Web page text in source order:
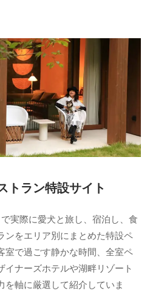
トラン特設サイト
実際に愛犬と旅し、宿泊し、食
ンをエリア別にまとめた特設ペ
室で過ごす静かな時間、全室ペ
イナーズホテルや湖畔リゾート
を軸に厳選して紹介していま